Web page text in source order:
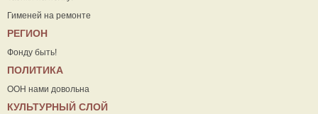
Гименей на ремонте
РЕГИОН
Фонду быть!
ПОЛИТИКА
ООН нами довольна
КУЛЬТУРНЫЙ СЛОЙ